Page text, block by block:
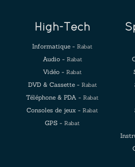
High-Tech
Informatique - Rabat
Audio - Rabat
Vidéo - Rabat
DVD & Cassette - Rabat
Téléphone & PDA - Rabat
Consoles de jeux - Rabat
GPS - Rabat